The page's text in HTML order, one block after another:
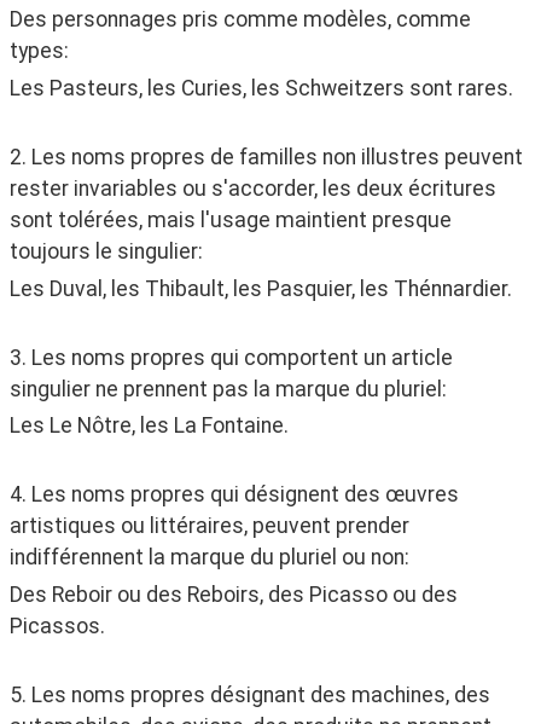
Des personnages pris comme modèles, comme
types:
Les Pasteurs, les Curies, les Schweitzers sont rares.
2. Les noms propres de familles non illustres peuvent
rester invariables ou s'accorder, les deux écritures
sont tolérées, mais l'usage maintient presque
toujours le singulier:
Les Duval, les Thibault, les Pasquier, les Thénnardier.
3. Les noms propres qui comportent un article
singulier ne prennent pas la marque du pluriel:
Les Le Nôtre, les La Fontaine.
4. Les noms propres qui désignent des œuvres
artistiques ou littéraires, peuvent prender
indifférennent la marque du pluriel ou non:
Des Reboir ou des Reboirs, des Picasso ou des
Picassos.
5. Les noms propres désignant des machines, des